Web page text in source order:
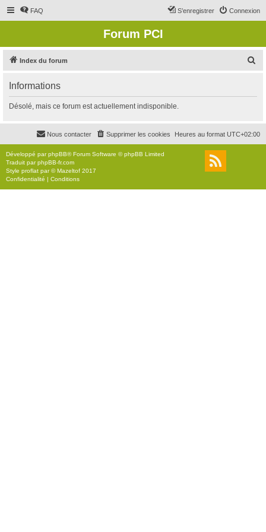
FAQ Connexion
S’enregistrer
Forum PCI
Index du forum
r
c
r
Informations
Désolé, mais ce forum est actuellement indisponible.
Heures au format UTC+02:00
Supprimer les cookies
Nous contacter
Développé parphpBB® Forum Software © phpBB Limited
Traduit parphpBB-fr.com
Style proflat par ©Mazeltof 2017
Confidentialité | Conditions